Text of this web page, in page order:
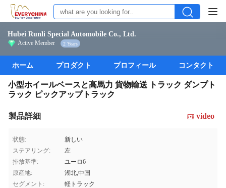
Hubei Runli Special Automobile Co., Ltd.
Active Member 2 Years
ホーム プロダクト プロフィール コンタクト
小型ホイールベースと高馬力 貨物輸送 トラック ダンプト
ラック ピックアップトラック
製品詳細 video
状態:
新しい
ステアリング:
左
排放基準:
ユーロ6
原産地:
湖北,中国
セグメント:
軽トラック